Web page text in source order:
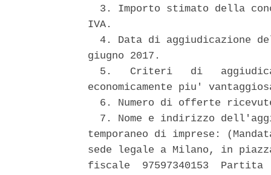
3. Importo stimato della
IVA.
4. Data di aggiudicazione
giugno 2017.
5.   Criteri   di
economicamente piu'
6. Numero di offerte
7. Nome e indirizzo
temporaneo di imprese:
sede legale a Milano, in
fiscale  97597340153  Partita